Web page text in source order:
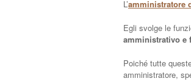
L’amministratore
Egli svolge le
amministrativo e
Poiché tutte
amministratore,